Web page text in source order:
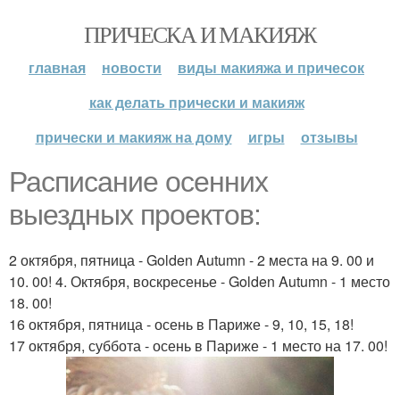
ПРИЧЕСКА И МАКИЯЖ
главная новости
виды макияжа и причесок
как делать прически и макияж
прически и макияж на дому
игры отзывы
Расписание осенних
выездных проектов:
2 октября, пятница - Golden Autumn - 2 места на 9. 00 и
10. 00! 4. Октября, воскресенье - Golden Autumn - 1 место
18. 00!
16 октября, пятница - осень в Париже - 9, 10, 15, 18!
17 октября, суббота - осень в Париже - 1 место на 17. 00!